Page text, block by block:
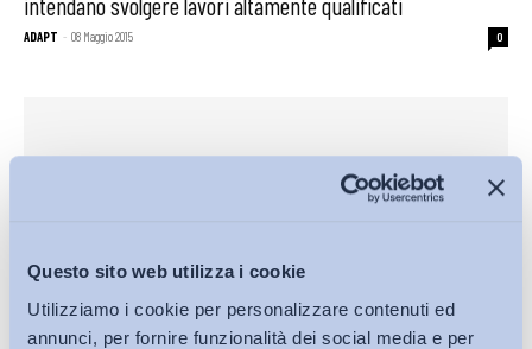
Questo sito web utilizza i cookie
Utilizziamo i cookie per personalizzare contenuti ed
annunci, per fornire funzionalità dei social media e per
ADAPT - 08 Maggio 2015 0